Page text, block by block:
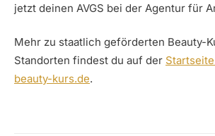
jetzt deinen AVGS bei der Agentur für
Mehr zu staatlich geförderten Beauty-
Standorten findest du auf der
beauty-kurs.de.